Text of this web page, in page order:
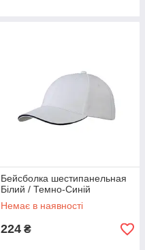
Бейсболка шестипанельная
Білий / Темно-Синій
Немає в наявності
224 ₴